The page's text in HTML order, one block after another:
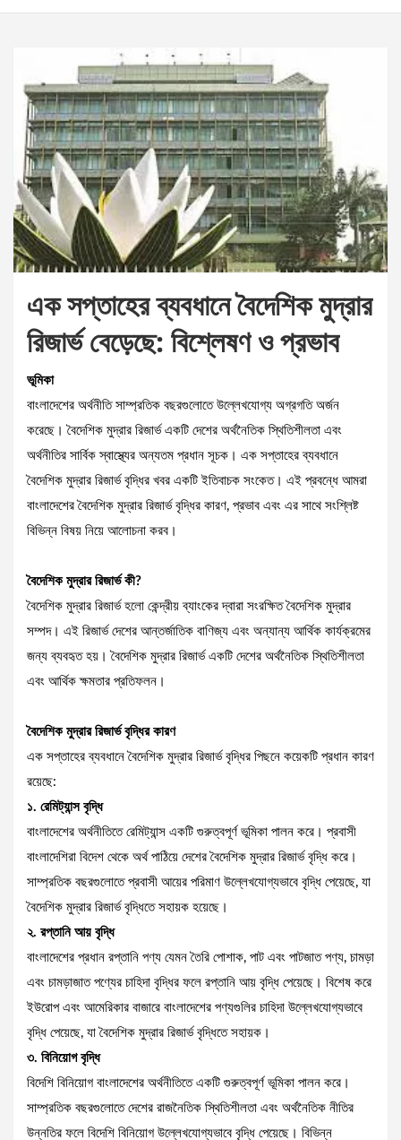
এক সপ্তাহের ব্যবধানে বৈদেশিক মুদ্রার
রিজার্ভ বেড়েছে: বিশ্লেষণ ও প্রভাব
ভূমিকা
বাংলাদেশের অর্থনীতি সাম্প্রতিক বছরগুলোতে উল্লেখযোগ্য অগ্রগতি অর্জন
করেছে। বৈদেশিক মুদ্রার রিজার্ভ একটি দেশের অর্থনৈতিক স্থিতিশীলতা এবং
অর্থনীতির সার্বিক স্বাস্থ্যের অন্যতম প্রধান সূচক। এক সপ্তাহের ব্যবধানে
বৈদেশিক মুদ্রার রিজার্ভ বৃদ্ধির খবর একটি ইতিবাচক সংকেত। এই প্রবন্ধে আমরা
বাংলাদেশের বৈদেশিক মুদ্রার রিজার্ভ বৃদ্ধির কারণ, প্রভাব এবং এর সাথে সংশ্লিষ্ট
বিভিন্ন বিষয় নিয়ে আলোচনা করব।
বৈদেশিক মুদ্রার রিজার্ভ কী?
বৈদেশিক মুদ্রার রিজার্ভ হলো কেন্দ্রীয় ব্যাংকের দ্বারা সংরক্ষিত বৈদেশিক মুদ্রার
সম্পদ। এই রিজার্ভ দেশের আন্তর্জাতিক বাণিজ্য এবং অন্যান্য আর্থিক কার্যক্রমের
জন্য ব্যবহৃত হয়। বৈদেশিক মুদ্রার রিজার্ভ একটি দেশের অর্থনৈতিক স্থিতিশীলতা
এবং আর্থিক ক্ষমতার প্রতিফলন।
বৈদেশিক মুদ্রার রিজার্ভ বৃদ্ধির কারণ
এক সপ্তাহের ব্যবধানে বৈদেশিক মুদ্রার রিজার্ভ বৃদ্ধির পিছনে কয়েকটি প্রধান কারণ
রয়েছে:
১. রেমিট্যান্স বৃদ্ধি
বাংলাদেশের অর্থনীতিতে রেমিট্যান্স একটি গুরুত্বপূর্ণ ভূমিকা পালন করে। প্রবাসী
বাংলাদেশিরা বিদেশ থেকে অর্থ পাঠিয়ে দেশের বৈদেশিক মুদ্রার রিজার্ভ বৃদ্ধি করে।
সাম্প্রতিক বছরগুলোতে প্রবাসী আয়ের পরিমাণ উল্লেখযোগ্যভাবে বৃদ্ধি পেয়েছে, যা
বৈদেশিক মুদ্রার রিজার্ভ বৃদ্ধিতে সহায়ক হয়েছে।
২. রপ্তানি আয় বৃদ্ধি
বাংলাদেশের প্রধান রপ্তানি পণ্য যেমন তৈরি পোশাক, পাট এবং পাটজাত পণ্য, চামড়া
এবং চামড়াজাত পণ্যের চাহিদা বৃদ্ধির ফলে রপ্তানি আয় বৃদ্ধি পেয়েছে। বিশেষ করে
ইউরোপ এবং আমেরিকার বাজারে বাংলাদেশের পণ্যগুলির চাহিদা উল্লেখযোগ্যভাবে
বৃদ্ধি পেয়েছে, যা বৈদেশিক মুদ্রার রিজার্ভ বৃদ্ধিতে সহায়ক।
৩. বিনিয়োগ বৃদ্ধি
বিদেশি বিনিয়োগ বাংলাদেশের অর্থনীতিতে একটি গুরুত্বপূর্ণ ভূমিকা পালন করে।
সাম্প্রতিক বছরগুলোতে দেশের রাজনৈতিক স্থিতিশীলতা এবং অর্থনৈতিক নীতির
উন্নতির ফলে বিদেশি বিনিয়োগ উল্লেখযোগ্যভাবে বৃদ্ধি পেয়েছে। বিভিন্ন